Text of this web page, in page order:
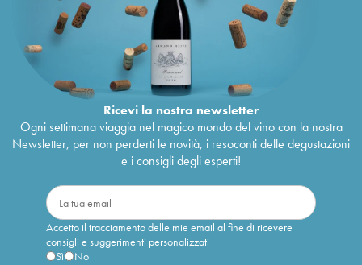
Ricevi la nostra newsletter
Ogni settimana viaggia nel magico mondo del vino con la nostra
Newsletter, per non perderti le novità, i resoconti delle degustazioni
e i consigli degli esperti!
Accetto il tracciamento delle mie email al fine di ricevere
consigli e suggerimenti personalizzati
Sì
No